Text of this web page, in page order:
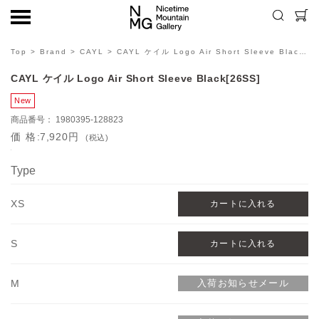
Top > Brand > CAYL > CAYL ケイル Logo Air Short Sleeve Black[26SS]
CAYL ケイル Logo Air Short Sleeve Black[26SS]
1980395-128823
価格7,920円 (税込)
Type
XS
S
M